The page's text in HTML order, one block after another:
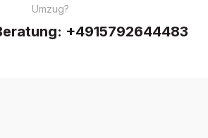
Umzug?
+4915792644483